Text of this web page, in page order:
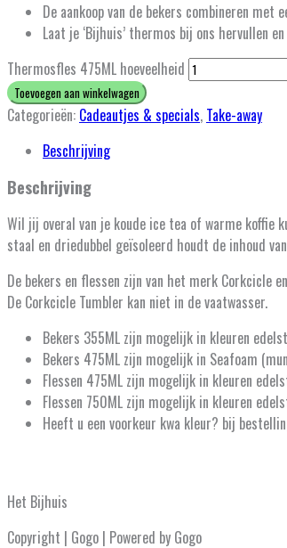
De aankoop van de bekers combineren
Laat je ‘Bijhuis’ thermos bij ons hervullen
Thermosfles 475ML hoeveelheid
Toevoegen aan winkelwagen
Categorieën: Cadeautjes & specials, Take-away
Beschrijving
Beschrijving
Wil jij overal van je koude ice tea of warme koffie
staal en driedubbel geïsoleerd houdt de inhoud
De bekers en flessen zijn van het merk Corkcicle
De Corkcicle Tumbler kan niet in de vaatwasser.
Bekers 355ML zijn mogelijk in kleuren
Bekers 475ML zijn mogelijk in Seafoam
Flessen 475ML zijn mogelijk in kleuren
Flessen 750ML zijn mogelijk in kleuren
Heeft u een voorkeur kwa kleur? bij
Het Bijhuis
Copyright | Gogo | Powered by Gogo